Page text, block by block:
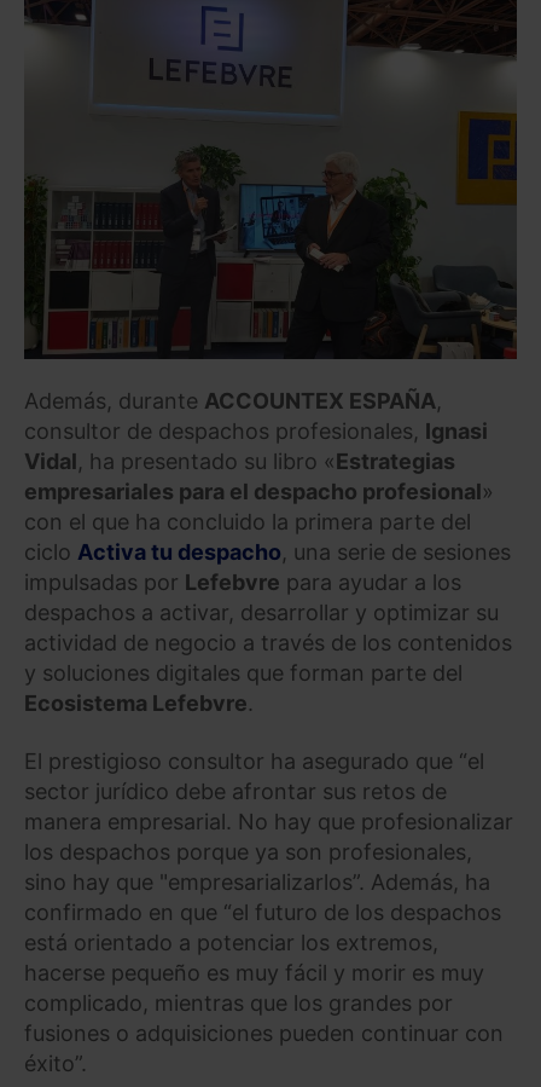
Además, durante ACCOUNTEX ESPAÑA,
consultor de despachos profesionales, Ignasi
Vidal, ha presentado su libro «Estrategias
empresariales para el despacho profesional»
con el que ha concluido la primera parte del
ciclo Activa tu despacho, una serie de sesiones
impulsadas por Lefebvre para ayudar a los
despachos a activar, desarrollar y optimizar su
actividad de negocio a través de los contenidos
y soluciones digitales que forman parte del
Ecosistema Lefebvre.
El prestigioso consultor ha asegurado que “el
sector jurídico debe afrontar sus retos de
manera empresarial. No hay que profesionalizar
los despachos porque ya son profesionales,
sino hay que "empresarializarlos”. Además, ha
confirmado en que “el futuro de los despachos
está orientado a potenciar los extremos,
hacerse pequeño es muy fácil y morir es muy
complicado, mientras que los grandes por
fusiones o adquisiciones pueden continuar con
éxito”.